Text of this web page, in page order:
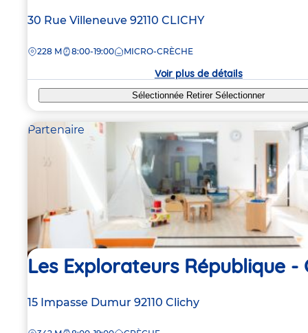
Adresse
la
30 Rue Villeneuve 92110 CLICHY
DISTANCE
228 M 8:00-19:00 MICRO-CRÈCHE
Voir plus de détails
Sélectionnée RetirerSélectionner
Partenaire
Les Explorateurs République -
Adresse
15 Impasse Dumur 92110 Clichy